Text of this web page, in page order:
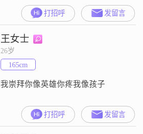
担！本人外表还算可以，性格开
朗，热爱生活！
打招呼 发留言
王女士
26岁
165cm
我崇拜你像英雄你疼我像孩子
打招呼 发留言